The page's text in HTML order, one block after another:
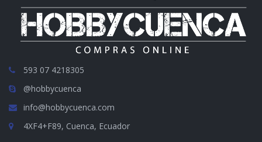
593 07 4218305
@hobbycuenca
info@hobbycuenca.com
4XF4+F89, Cuenca, Ecuador